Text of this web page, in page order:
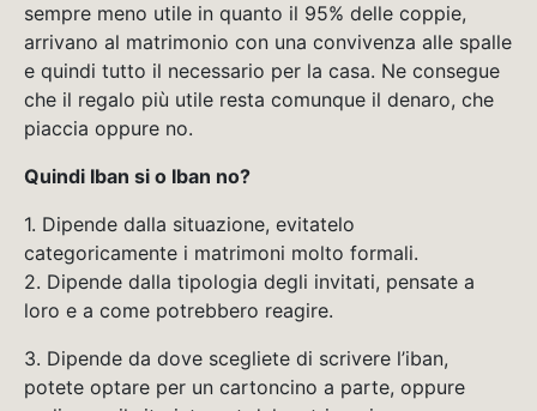
sempre meno utile in quanto il 95% delle coppie,
arrivano al matrimonio con una convivenza alle spalle
e quindi tutto il necessario per la casa. Ne consegue
che il regalo più utile resta comunque il denaro, che
piaccia oppure no.
Quindi Iban si o Iban no?
1. Dipende dalla situazione, evitatelo
categoricamente i matrimoni molto formali.
2. Dipende dalla tipologia degli invitati, pensate a
loro e a come potrebbero reagire.
3. Dipende da dove scegliete di scrivere l’iban,
potete optare per un cartoncino a parte, oppure